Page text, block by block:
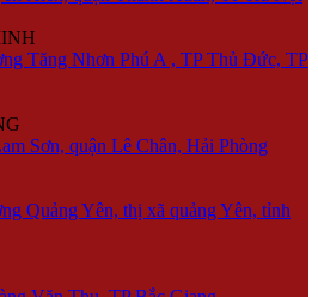
Tăng Nhơn Phú A , TP Thủ Đức, TP
Sơn, quận Lê Chân, Hải Phòng
Quảng Yên, thị xã quảng Yên, tỉnh